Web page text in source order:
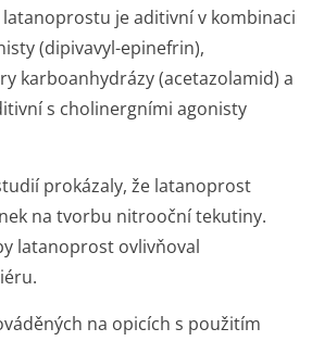
latanoprostu je aditivní v kombinaci
(dipivavyl-epinefrin),
karboanhydrázy (acetazolamid) a
s cholinergními agonisty
prokázaly, že latanoprost
na tvorbu nitrooční tekutiny.
latanoprost ovlivňoval
na opicích s použitím